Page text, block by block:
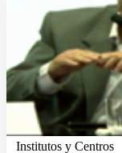
Institutos y Centros